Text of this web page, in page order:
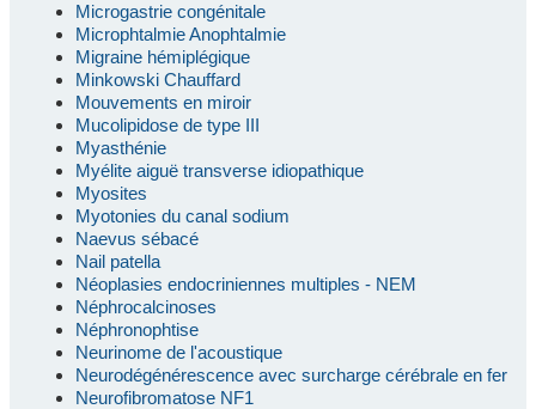
Microgastrie congénitale
Microphtalmie Anophtalmie
Migraine hémiplégique
Minkowski Chauffard
Mouvements en miroir
Mucolipidose de type III
Myasthénie
Myélite aiguë transverse idiopathique
Myosites
Myotonies du canal sodium
Naevus sébacé
Nail patella
Néoplasies endocriniennes multiples - NEM
Néphrocalcinoses
Néphronophtise
Neurinome de l'acoustique
Neurodégénérescence avec surcharge cérébrale en fer
Neurofibromatose NF1